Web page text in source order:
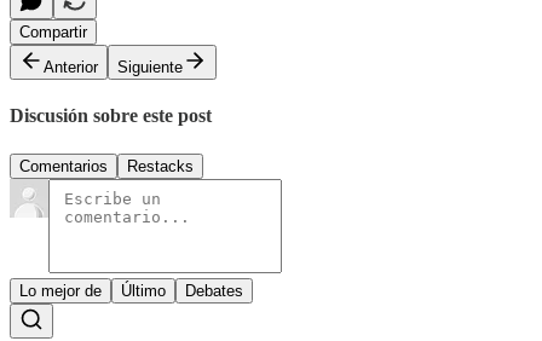
Compartir
Anterior
Siguiente
Discusión sobre este post
Comentarios Restacks
Lo mejor de Último Debates